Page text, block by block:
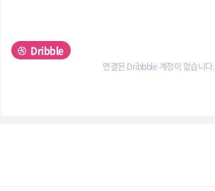
Dribble
연결된 Dribbble 계정이 없습니다.